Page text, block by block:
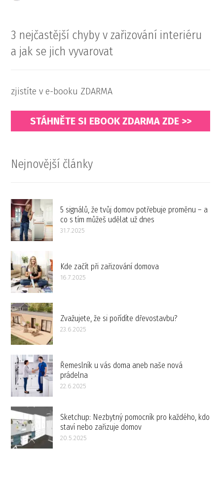
3 nejčastější chyby v zařizování interiéru
a jak se jich vyvarovat
zjistíte v e-booku ZDARMA
STÁHNĚTE SI EBOOK ZDARMA ZDE >>
Nejnovější články
5 signálů, že tvůj domov potřebuje proměnu – a
co s tím můžeš udělat už dnes
31.7.2025
Kde začít při zařizování domova
16.7.2025
Zvažujete, že si pořídíte dřevostavbu?
23.6.2025
Řemeslník u vás doma aneb naše nová
prádelna
22.6.2025
Sketchup: Nezbytný pomocník pro každého, kdo
staví nebo zařizuje domov
20.5.2025